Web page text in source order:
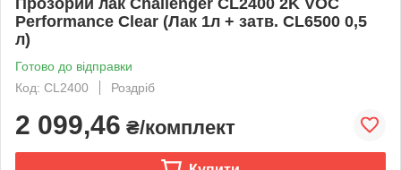
Performance Clear (Лак 1л + затв. CL6500 0,5
л)
Готово до відправки
Код: CL2400
Роздріб
2 099,46 ₴/комплект